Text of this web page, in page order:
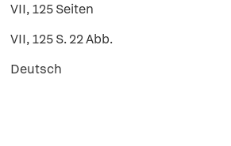
VII, 125 Seiten
VII, 125 S. 22 Abb.
Deutsch